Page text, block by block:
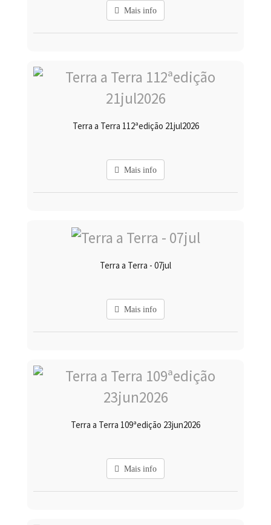
Mais info
Terra a Terra 112ªedição 21jul2026
Mais info
Terra a Terra - 07jul
Mais info
Terra a Terra 109ªedição 23jun2026
Mais info